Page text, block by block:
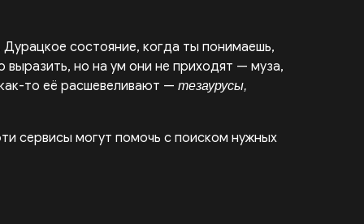
состояние, когда ты понимаешь,
но на ум они не приходят — муза,
то её расшевеливают — тезаурусы,
сервисы могут помочь с поиском нужных